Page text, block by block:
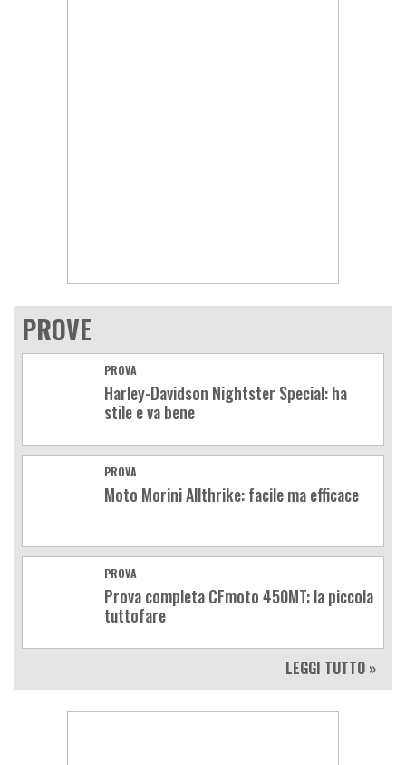
PROVE
PROVA
Harley-Davidson Nightster Special: ha
stile e va bene
PROVA
Moto Morini Allthrike: facile ma efficace
PROVA
Prova completa CFmoto 450MT: la piccola
tuttofare
LEGGI TUTTO »